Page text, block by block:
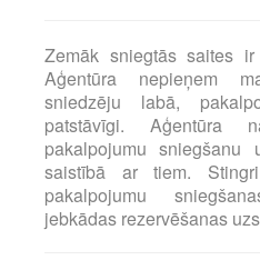
Zemāk sniegtās saites
Aģentūra nepieņem
sniedzēju labā,
patstāvīgi.
pakalpojumu sniegšanu
saistībā ar tiem.
pakalpojumu
jebkādas rezervēšanas